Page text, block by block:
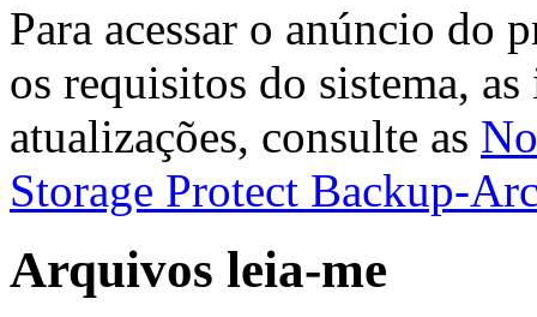
Para acessar o anúncio do
os requisitos do sistema,
atualizações, consulte as
Storage Protect Backup-
Arquivos leia-me